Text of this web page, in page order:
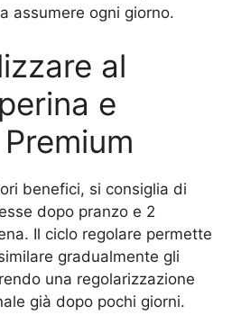
assumere ogni giorno.
al
e
benefici, si consiglia di
dopo pranzo e 2
Il ciclo regolare permette
gradualmente gli
una regolarizzazione
già dopo pochi giorni.